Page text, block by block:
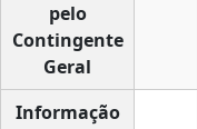
pelo
Contingente
Geral
Informação